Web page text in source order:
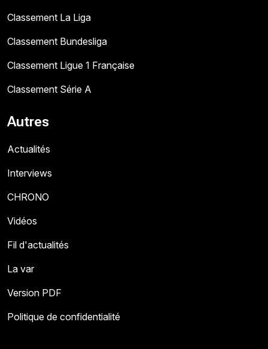
Classement La Liga
Classement Bundesliga
Classement Ligue 1 Française
Classement Série A
Autres
Actualités
Interviews
CHRONO
Vidéos
Fil d'actualités
La var
Version PDF
Politique de confidentialité